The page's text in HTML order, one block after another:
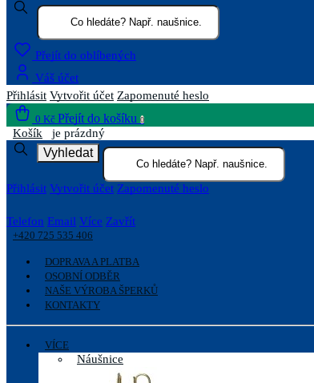
Přejít do oblíbených
Váš účet
Přihlásit Vytvořit účet Zapomenuté heslo
0 Kč Přejít do košíku 0
Košík je prázdný
Vyhledat
Přihlásit Vytvořit účet Zapomenuté heslo
Telefon Email Více Zavřít
+420 725 535 406
DOPRAVA A PLATBA
OSOBNÍ ODBĚR
NAŠE VÝROBA ŠPERKŮ
KONTAKTY
VÍCE
Náušnice